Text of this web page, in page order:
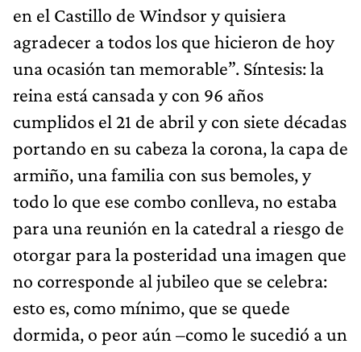
en el Castillo de Windsor y quisiera
agradecer a todos los que hicieron de hoy
una ocasión tan memorable”. Síntesis: la
reina está cansada y con 96 años
cumplidos el 21 de abril y con siete décadas
portando en su cabeza la corona, la capa de
armiño, una familia con sus bemoles, y
todo lo que ese combo conlleva, no estaba
para una reunión en la catedral a riesgo de
otorgar para la posteridad una imagen que
no corresponde al jubileo que se celebra:
esto es, como mínimo, que se quede
dormida, o peor aún –como le sucedió a un